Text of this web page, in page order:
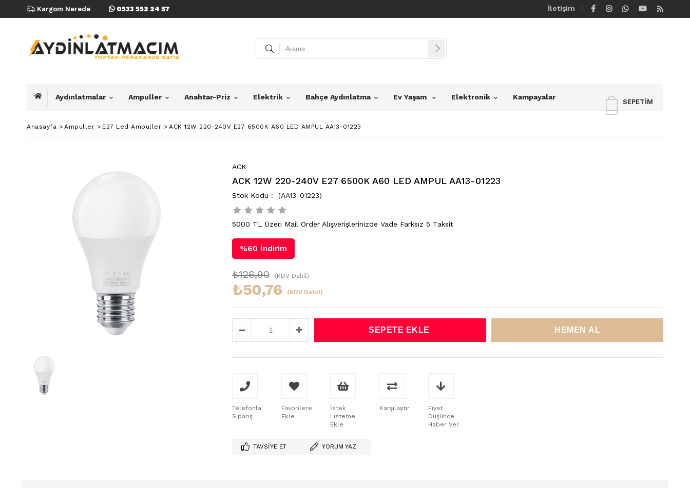
Kargom Nerede 0533 552 24 57 İletişim
SEPETIM
Aydınlatmalar Ampuller Anahtar-Priz Elektrik Bahçe Aydınlatma Ev Yaşam Elektronik Kampayalar
Anasayfa > Ampuller > E27 Led Ampuller > ACK 12W 220-240V E27 6500K A60 LED AMPUL AA13-01223
ACK
ACK 12W 220-240V E27 6500K A60 LED AMPUL AA13-01223
(AA13-01223)
5000 TL Üzeri Mail Order Alışverişlerinizde Vade Farksız 5 Taksit
%60 İndirim
₺126,90 (KDV Dahil)
₺50,76 (KDV Dahil)
Telefonla
Sipariş
Favorilere
Ekle
İstek
Listeme
Ekle
Karşılaştır
Fiyat
Düşünce
Haber Ver
TAVSIYE ET YORUM YAZ